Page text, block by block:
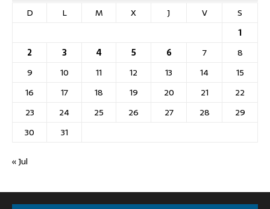
D
L M X J V
S
1
2
3 4 5 6 7
8
9
10 11 12 13 14
15
16
17 18 19 20 21
22
23
24 25 26 27 28
29
30
31
« Jul